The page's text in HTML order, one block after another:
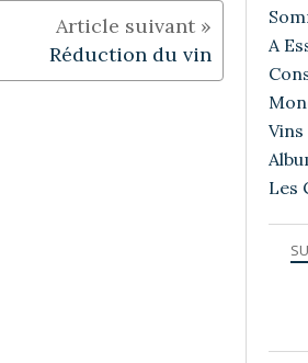
Réduction du vin
A
Vins
Les